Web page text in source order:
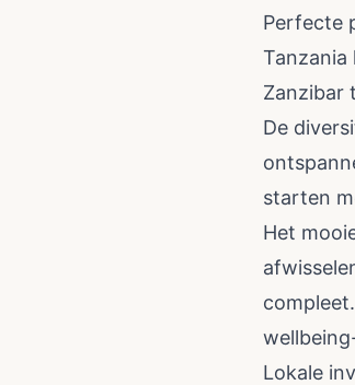
Perfecte
Tanzania
Zanzibar
De
starten
Het
Lokale